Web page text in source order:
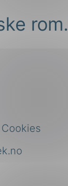
rom.